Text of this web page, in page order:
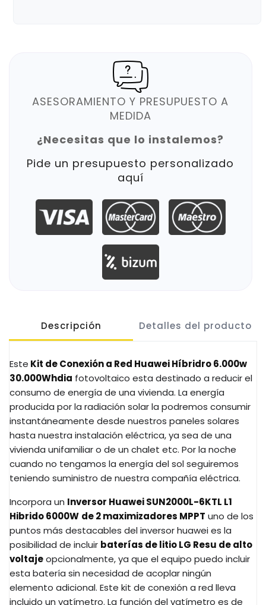
ASESORAMIENTO Y PRESUPUESTO A
MEDIDA
¿Necesitas que lo instalemos?
Pide un presupuesto personalizado
aquí
Descripción Detalles del producto
Este Kit de Conexión a Red Huawei Híbridro 6.000w
30.000Whdia fotovoltaico esta destinado a reducir el
consumo de energía de una vivienda. La energía
producida por la radiación solar la podremos consumir
instantáneamente desde nuestros paneles solares
hasta nuestra instalación eléctrica, ya sea de una
vivienda unifamiliar o de un chalet etc. Por la noche
cuando no tengamos la energía del sol seguiremos
teniendo suministro de nuestra compañía eléctrica.
Incorpora un Inversor Huawei SUN2000L-6KTL L1
Hibrido 6000W de 2 maximizadores MPPT uno de los
puntos más destacables del inversor huawei es la
posibilidad de incluir baterías de litio LG Resu de alto
voltajeopcionalmente, ya que el equipo puedo incluir
esta batería sin necesidad de acoplar ningún
elemento adicional. Este kit de conexión a red lleva
incluido un vatímetro. La función del vatímetro es de